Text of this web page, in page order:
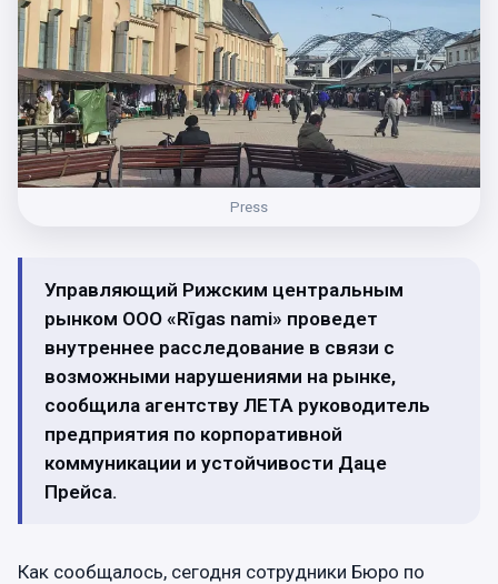
Press
Управляющий Рижским центральным
рынком ООО «Rīgas nami» проведет
внутреннее расследование в связи с
возможными нарушениями на рынке,
сообщила агентству ЛЕТА руководитель
предприятия по корпоративной
коммуникации и устойчивости Даце
Прейса.
Как сообщалось, сегодня сотрудники Бюро по